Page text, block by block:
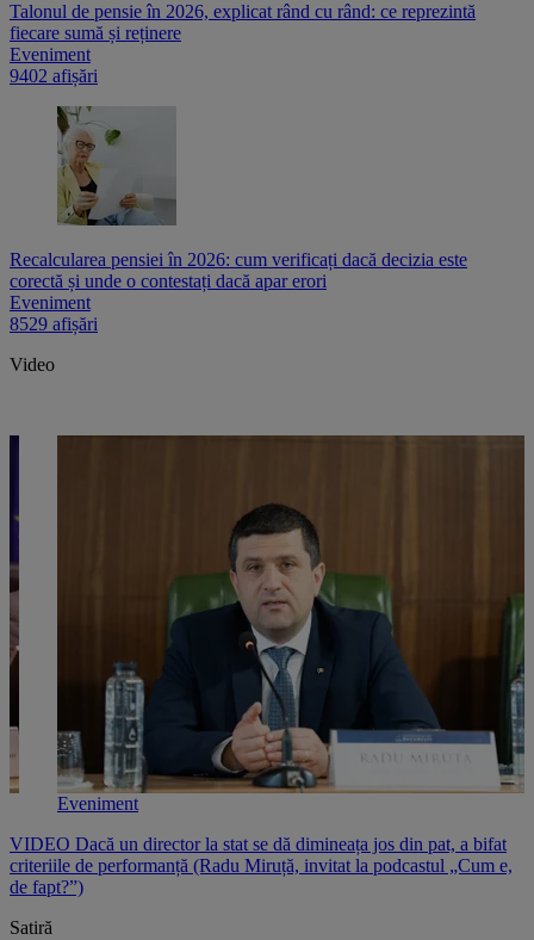
Talonul de pensie în 2026, explicat rând cu rând: ce reprezintă
fiecare sumă și reținere
Eveniment
9402 afișări
Recalcularea pensiei în 2026: cum verificați dacă decizia este
corectă și unde o contestați dacă apar erori
Eveniment
8529 afișări
Video
Eveniment
VIDEO Dacă un director la stat se dă dimineața jos din pat, a bifat
criteriile de performanță (Radu Miruță, invitat la podcastul „Cum e,
de fapt?”)
Satiră